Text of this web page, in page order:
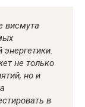
висмута
не только
но и
в